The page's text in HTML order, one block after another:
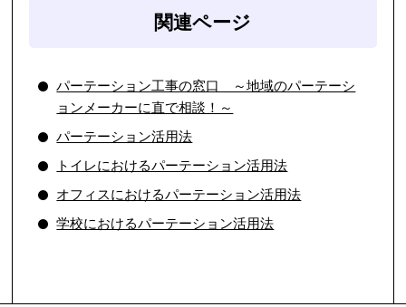
関連ページ
パーテーション工事の窓口 ～地域のパーテーシ
ョンメーカーに直で相談！～
パーテーション活用法
トイレにおけるパーテーション活用法
オフィスにおけるパーテーション活用法
学校におけるパーテーション活用法